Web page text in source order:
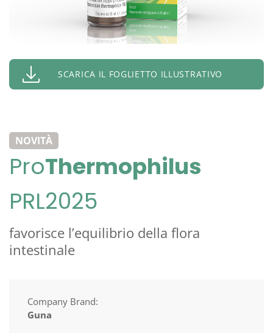
SCARICA IL FOGLIETTO ILLUSTRATIVO
NOVITÀ
ProThermophilus
PRL2025
favorisce l’equilibrio della flora
intestinale
Company Brand:
Guna